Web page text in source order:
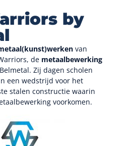
by
van
de metaalbewerking
Zij dagen scholen
een wedstrijd voor het
stalen constructie waarin
voorkomen.